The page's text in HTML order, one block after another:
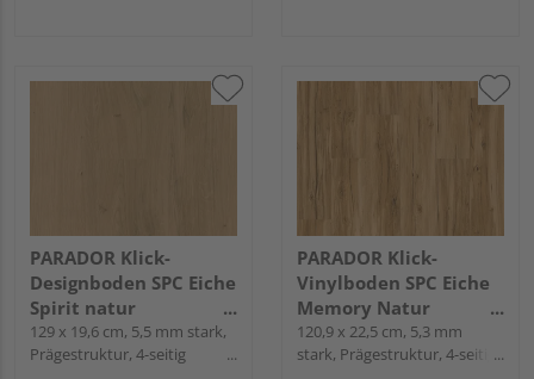
PARADOR Klick-
Designboden SPC Eiche
Spirit natur
Landhausdiele -
Modular One Hydron
129 x 19,6 cm, 5,5 mm stark,
Prägestruktur, 4-seitig
PARADOR Klick-
Vinylboden SPC Eiche
Memory Natur
Landhausdiele - Basic
5.3
120,9 x 22,5 cm, 5,3 mm
stark, Prägestruktur, 4-seitig